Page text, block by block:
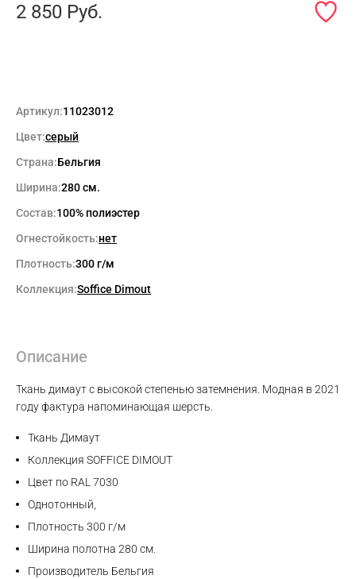
2 850 Руб.
Артикул:11023012
Цвет:серый
Страна:Бельгия
Ширина:280 см.
Состав:100% полиэстер
Огнестойкость:нет
Плотность:300 г/м
Коллекция:Soffice Dimout
Описание
Ткань димаут с высокой степенью затемнения. Модная в 2021
году фактура напоминающая шерсть.
Ткань Димаут
Коллекция SOFFICE DIMOUT
Цвет по RAL 7030
Однотонный,
Плотность 300 г/м
Ширина полотна 280 см.
Производитель Бельгия
Max
Telegram